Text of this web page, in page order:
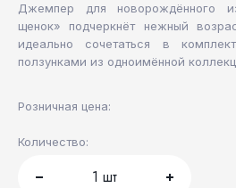
Джемпер для новорождённого
щенок» подчеркнёт нежный
идеально сочетаться в
ползунками из одноимённой
Розничная цена:
Количество:
1 шт